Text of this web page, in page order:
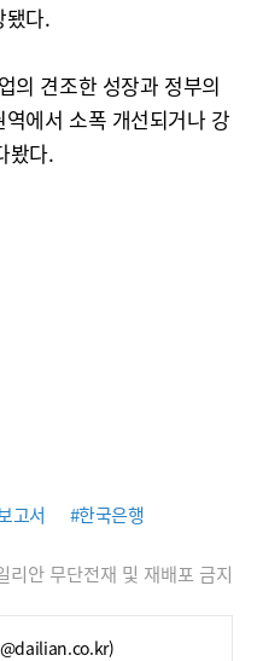
됐다.
의 견조한 성장과 정부의
에서 소폭 개선되거나 강
봤다.
고서 #한국은행
안 무단전재 및 재배포 금지